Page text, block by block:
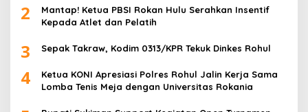
2
Mantap! Ketua PBSI Rokan Hulu Serahkan Insentif
Kepada Atlet dan Pelatih
3 Sepak Takraw, Kodim 0313/KPR Tekuk Dinkes Rohul
4
Ketua KONI Apresiasi Polres Rohul Jalin Kerja Sama
Lomba Tenis Meja dengan Universitas Rokania